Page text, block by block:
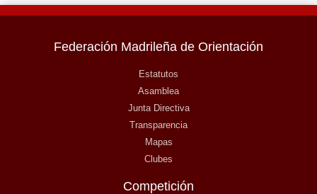
Federación Madrileña de Orientación
Estatutos
Asamblea
Junta Directiva
Transparencia
Mapas
Clubes
Competición